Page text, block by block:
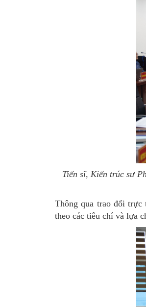
Tiến sĩ, Kiến trúc sư
Thông qua trao đổi
theo các tiêu chí và lựa